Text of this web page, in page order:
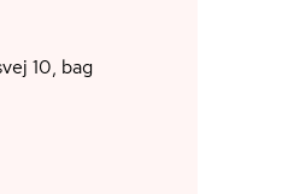
10, bag